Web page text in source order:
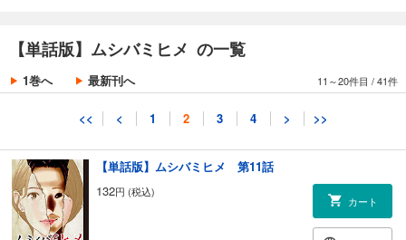
【単話版】ムシバミヒメ の一覧
1巻へ 最新刊へ 11～20件目 /41件
<< < 1 2 3 4 > >>
132 円 (税込)
【単話版】ムシバミヒメ 第11話
132円 (税込)
カート